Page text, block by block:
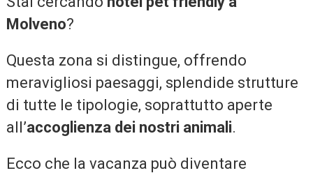
Molveno?
Questa zona si distingue, offrendo
meravigliosi paesaggi, splendide strutture
di tutte le tipologie, soprattutto aperte
all’accoglienza dei nostri animali.
Ecco che la vacanza può diventare